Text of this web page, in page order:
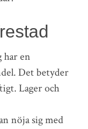
har en
Det betyder
Lager och
nöja sig med